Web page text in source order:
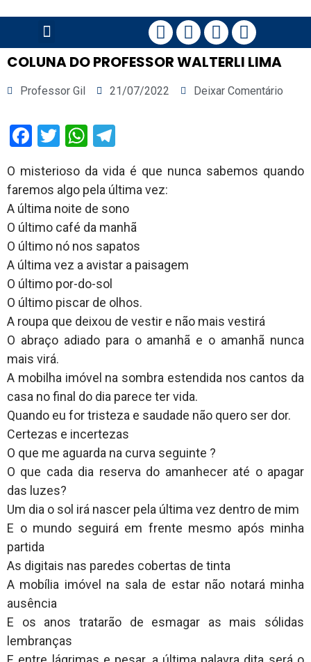
COLUNA DO PROFESSOR WALTERLI LIMA
Professor Gil 21/07/2022 Deixar Comentário
Facebook
TwitterWhatsApp
O misterioso da vida é que nunca sabemos quando
faremos algo pela última vez:
A última noite de sono
O último café da manhã
O último nó nos sapatos
A última vez a avistar a paisagem
O último por-do-sol
O último piscar de olhos.
A roupa que deixou de vestir e não mais vestirá
O abraço adiado para o amanhã e o amanhã nunca
mais virá.
A mobilha imóvel na sombra estendida nos cantos da
casa no final do dia parece ter vida.
Quando eu for tristeza e saudade não quero ser dor.
Certezas e incertezas
O que me aguarda na curva seguinte ?
O que cada dia reserva do amanhecer até o apagar
das luzes?
Um dia o sol irá nascer pela última vez dentro de mim
E o mundo seguirá em frente mesmo após minha
partida
As digitais nas paredes cobertas de tinta
A mobília imóvel na sala de estar não notará minha
ausência
E os anos tratarão de esmagar as mais sólidas
lembranças